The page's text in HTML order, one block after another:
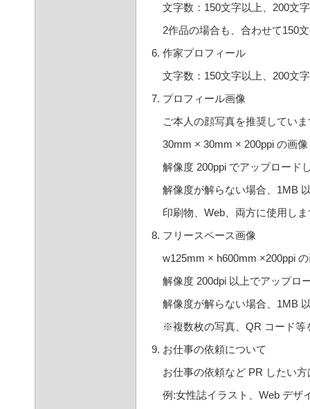
文字数：150文字以上、200文
2作品の場合も、合わせて150
作家プロフィール
文字数：150文字以上、200文
プロフィール画像
ご本人の顔写真を推奨してい
30mm × 30mm × 200ppi の画
解像度 200ppi でアップロード
解像度が解らない場合、1MB
印刷物、Web、両方に使用しま
フリースペース画像
w125mm × h600mm ×200ppi
解像度 200dpi 以上でアップロ
解像度が解らない場合、1MB
※複数枚の写真、QR コード等
お仕事の依頼について
お仕事の依頼など PR したい
例:女性誌イラスト、Web デザ